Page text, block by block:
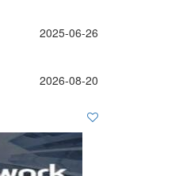
2025-06-26
2026-08-20